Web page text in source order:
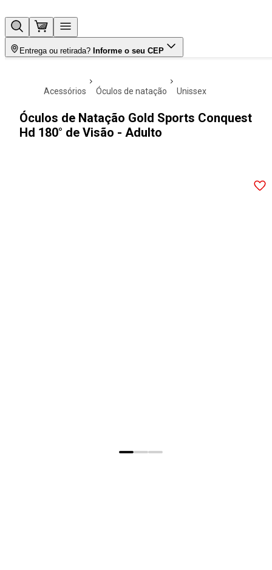
Entrega ou retirada? Informe o seu CEP
acessórios óculos de natação unissex
Óculos de Natação Gold Sports Conquest
Hd 180° de Visão - Adulto